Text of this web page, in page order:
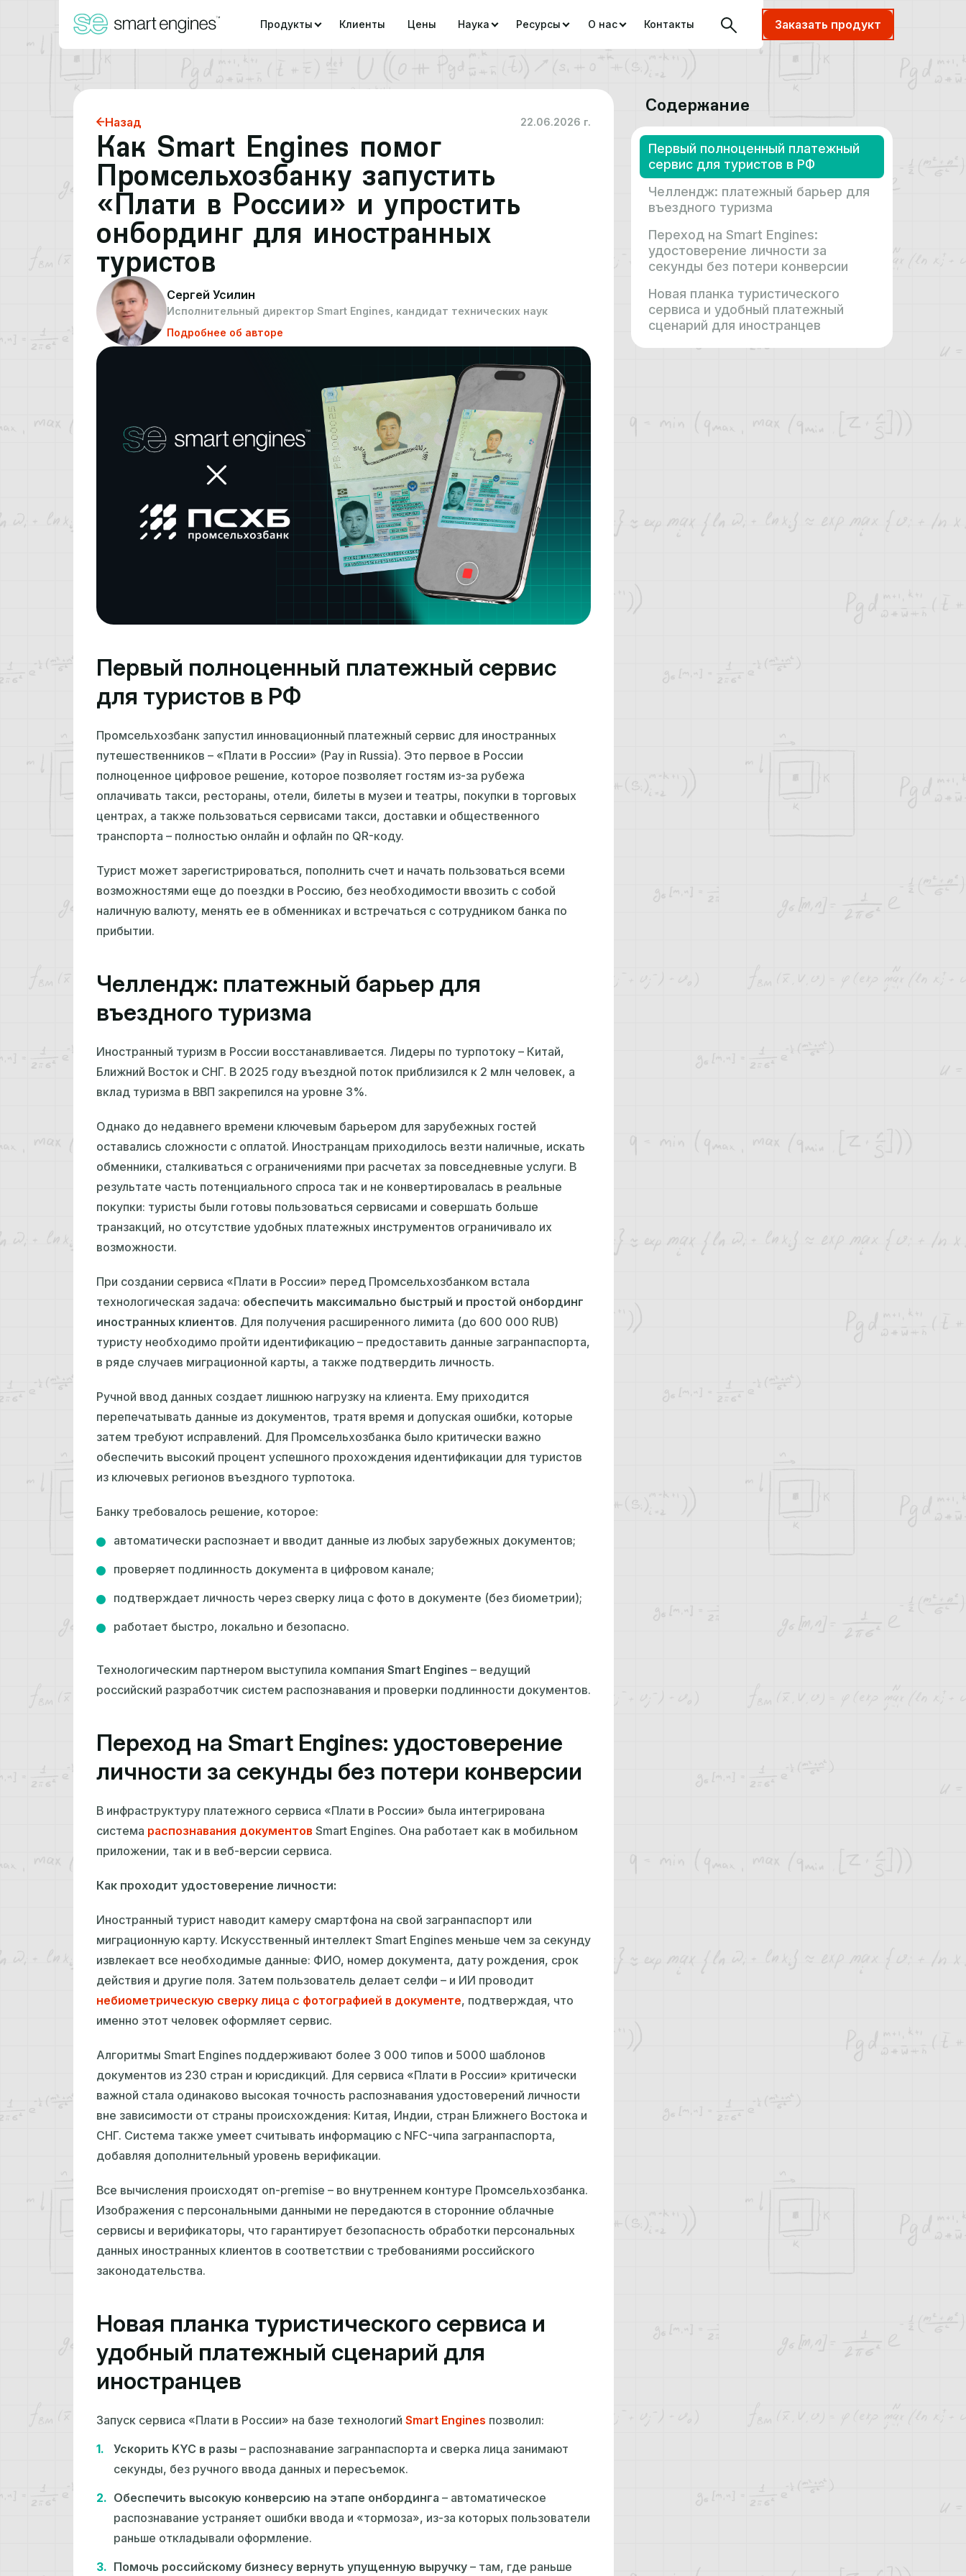
Продукты Клиенты Цены Наука Ресурсы О нас Контакты Заказать продукт
Назад 22.06.2026 г.
Как Smart Engines помог
Промсельхозбанку запустить
«Плати в России» и упростить
онбординг для иностранных
туристов
Сергей Усилин
Исполнительный директор Smart Engines, кандидат технических наук
Подробнее об авторе
Первый полноценный платежный сервис
для туристов в РФ
Промсельхозбанк запустил инновационный платежный сервис для иностранных
путешественников – «Плати в России» (Pay in Russia). Это первое в России
полноценное цифровое решение, которое позволяет гостям из-за рубежа
оплачивать такси, рестораны, отели, билеты в музеи и театры, покупки в торговых
центрах, а также пользоваться сервисами такси, доставки и общественного
транспорта – полностью онлайн и офлайн по QR-коду.
Турист может зарегистрироваться, пополнить счет и начать пользоваться всеми
возможностями еще до поездки в Россию, без необходимости ввозить с собой
наличную валюту, менять ее в обменниках и встречаться с сотрудником банка по
прибытии.
Челлендж: платежный барьер для
въездного туризма
Иностранный туризм в России восстанавливается. Лидеры по турпотоку – Китай,
Ближний Восток и СНГ. В 2025 году въездной поток приблизился к 2 млн человек, а
вклад туризма в ВВП закрепился на уровне 3%.
Однако до недавнего времени ключевым барьером для зарубежных гостей
оставались сложности с оплатой. Иностранцам приходилось везти наличные, искать
обменники, сталкиваться с ограничениями при расчетах за повседневные услуги. В
результате часть потенциального спроса так и не конвертировалась в реальные
покупки: туристы были готовы пользоваться сервисами и совершать больше
транзакций, но отсутствие удобных платежных инструментов ограничивало их
возможности.
При создании сервиса «Плати в России» перед Промсельхозбанком встала
технологическая задача: обеспечить максимально быстрый и простой онбординг
иностранных клиентов. Для получения расширенного лимита (до 600 000 RUB)
туристу необходимо пройти идентификацию – предоставить данные загранпаспорта,
в ряде случаев миграционной карты, а также подтвердить личность.
Ручной ввод данных создает лишнюю нагрузку на клиента. Ему приходится
перепечатывать данные из документов, тратя время и допуская ошибки, которые
затем требуют исправлений. Для Промсельхозбанка было критически важно
обеспечить высокий процент успешного прохождения идентификации для туристов
из ключевых регионов въездного турпотока.
Банку требовалось решение, которое:
автоматически распознает и вводит данные из любых зарубежных документов;
проверяет подлинность документа в цифровом канале;
подтверждает личность через сверку лица с фото в документе (без биометрии);
работает быстро, локально и безопасно.
Технологическим партнером выступила компания Smart Engines – ведущий
российский разработчик систем распознавания и проверки подлинности документов.
Переход на Smart Engines: удостоверение
личности за секунды без потери конверсии
В инфраструктуру платежного сервиса «Плати в России» была интегрирована
система распознавания документов Smart Engines. Она работает как в мобильном
приложении, так и в веб-версии сервиса.
Как проходит удостоверение личности:
Иностранный турист наводит камеру смартфона на свой загранпаспорт или
миграционную карту. Искусственный интеллект Smart Engines меньше чем за секунду
извлекает все необходимые данные: ФИО, номер документа, дату рождения, срок
действия и другие поля. Затем пользователь делает селфи – и ИИ проводит
небиометрическую сверку лица с фотографией в документе, подтверждая, что
именно этот человек оформляет сервис.
Алгоритмы Smart Engines поддерживают более 3 000 типов и 5000 шаблонов
документов из 230 стран и юрисдикций. Для сервиса «Плати в России» критически
важной стала одинаково высокая точность распознавания удостоверений личности
вне зависимости от страны происхождения: Китая, Индии, стран Ближнего Востока и
СНГ. Система также умеет считывать информацию с NFC-чипа загранпаспорта,
добавляя дополнительный уровень верификации.
Все вычисления происходят on‑premise – во внутреннем контуре Промсельхозбанка.
Изображения с персональными данными не передаются в сторонние облачные
сервисы и верификаторы, что гарантирует безопасность обработки персональных
данных иностранных клиентов в соответствии с требованиями российского
законодательства.
Новая планка туристического сервиса и
удобный платежный сценарий для
иностранцев
Запуск сервиса «Плати в России» на базе технологий Smart Engines позволил:
Ускорить KYC в разы – распознавание загранпаспорта и сверка лица занимают
секунды, без ручного ввода данных и пересъемок.
Обеспечить высокую конверсию на этапе онбординга – автоматическое
распознавание устраняет ошибки ввода и «тормоза», из-за которых пользователи
раньше откладывали оформление.
Помочь российскому бизнесу вернуть упущенную выручку – там, где раньше
Содержание
Первый полноценный платежный
сервис для туристов в РФ
Челлендж: платежный барьер для
въездного туризма
Переход на Smart Engines:
удостоверение личности за
секунды без потери конверсии
Новая планка туристического
сервиса и удобный платежный
сценарий для иностранцев